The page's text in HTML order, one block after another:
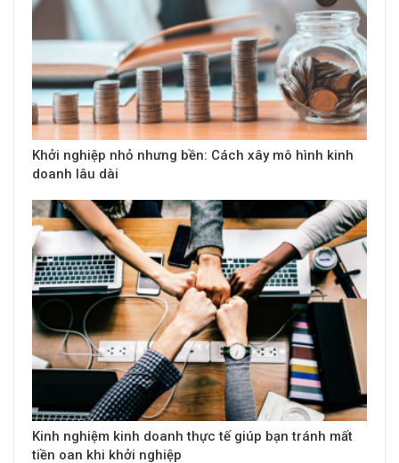
Khởi nghiệp nhỏ nhưng bền: Cách xây mô hình kinh
doanh lâu dài
Kinh nghiệm kinh doanh thực tế giúp bạn tránh mất
tiền oan khi khởi nghiệp